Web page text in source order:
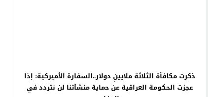
ذكرت مكافأة الثلاثة ملايينِ دولار..السفارة الأميركية: إذا
عجزت الحكومة العراقية عن حماية منشآتنا لن نتردد في